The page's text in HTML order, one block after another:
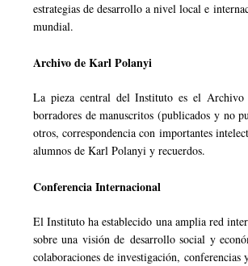
estrategias de desarrollo a nivel local e
mundial.
Archivo de Karl Polanyi
La pieza central del Instituto es el
borradores de manuscritos (publicados y no
otros, correspondencia con importantes
alumnos de Karl Polanyi y recuerdos.
Conferencia Internacional
El Instituto ha establecido una amplia red
sobre una visión de desarrollo social y
colaboraciones de investigación,